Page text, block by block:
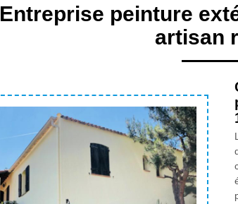
Entreprise peinture
artisan